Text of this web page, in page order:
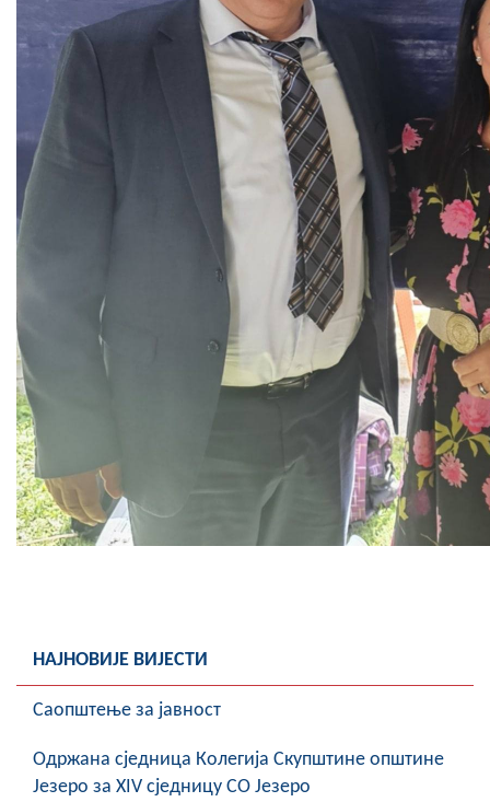
Спорт
ЦИВИЛНА ЗАШТИТА
КОНТАКТ
НАЈНОВИЈЕ ВИЈЕСТИ
Саопштење за јавност
Oдржана сједница Колегија Скупштине општине
Језеро за XIV сједницу СО Језеро